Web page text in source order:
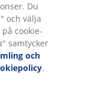
Du
och välja
cookie-
samtycker
och
.